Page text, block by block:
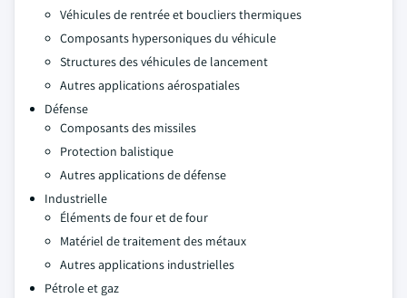
Véhicules de rentrée et boucliers thermiques
Composants hypersoniques du véhicule
Structures des véhicules de lancement
Autres applications aérospatiales
Défense
Composants des missiles
Protection balistique
Autres applications de défense
Industrielle
Éléments de four et de four
Matériel de traitement des métaux
Autres applications industrielles
Pétrole et gaz